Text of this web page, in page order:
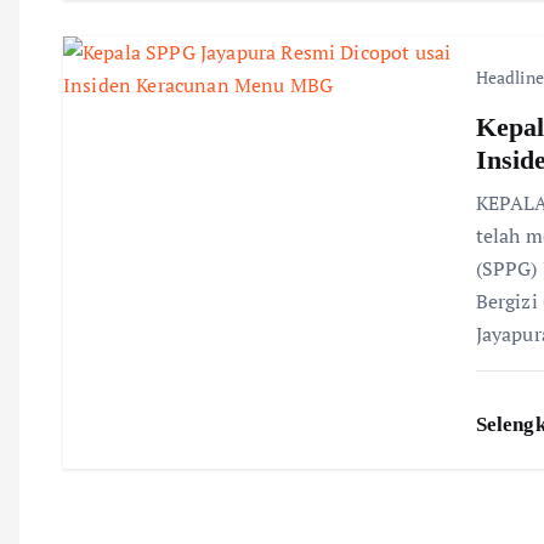
Headline
telah
Bergizi